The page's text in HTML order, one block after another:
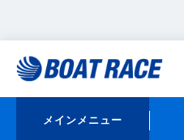
メインメニュー